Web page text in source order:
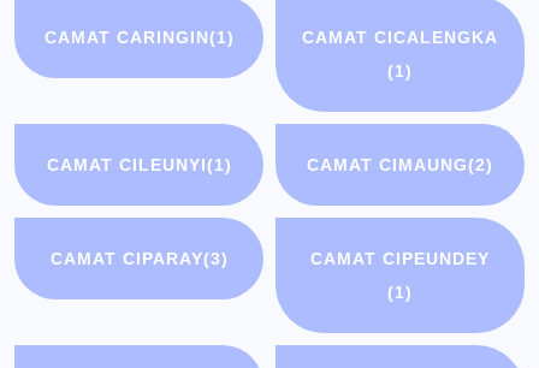
CAMAT CARINGIN(1)
CAMAT CICALENGKA
(1)
CAMAT CILEUNYI(1) CAMAT CIMAUNG(2)
CAMAT CIPARAY(3)
CAMAT CIPEUNDEY
(1)